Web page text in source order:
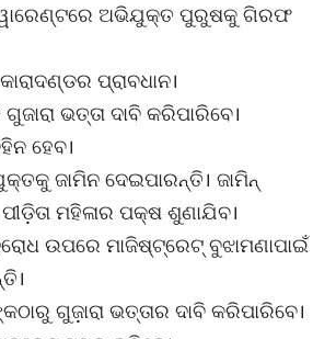
ୱାରେଣ୍ଟରେ ଅଭିଯୁକ୍ତ ପୁରୁଷକୁ ଗିରଫ
ପ୍ରାବଧାନ।
ଭତ୍ତା ଦାବି କରିପାରିବେ।
ହେବ।
ଜାମିନ ଦେଇପାରନ୍ତି। ଜାମିନ୍
ମହିଳାର ପକ୍ଷ ଶୁଣାଯିବ।
ଉପରେ ମାଜିଷ୍ଟ୍ରେଟ୍ ବୁଝାମଣାପାଇଁ
ଗୁଜ଼ାରା ଭତ୍ତାର ଦାବି କରିପାରିବେ।